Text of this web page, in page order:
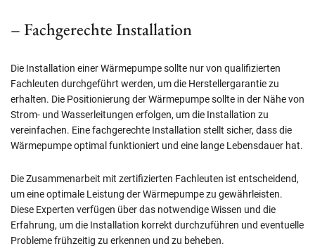
– Fachgerechte Installation
Die Installation einer Wärmepumpe sollte nur von qualifizierten
Fachleuten durchgeführt werden, um die Herstellergarantie zu
erhalten. Die Positionierung der Wärmepumpe sollte in der Nähe von
Strom- und Wasserleitungen erfolgen, um die Installation zu
vereinfachen. Eine fachgerechte Installation stellt sicher, dass die
Wärmepumpe optimal funktioniert und eine lange Lebensdauer hat.
Die Zusammenarbeit mit zertifizierten Fachleuten ist entscheidend,
um eine optimale Leistung der Wärmepumpe zu gewährleisten.
Diese Experten verfügen über das notwendige Wissen und die
Erfahrung, um die Installation korrekt durchzuführen und eventuelle
Probleme frühzeitig zu erkennen und zu beheben.